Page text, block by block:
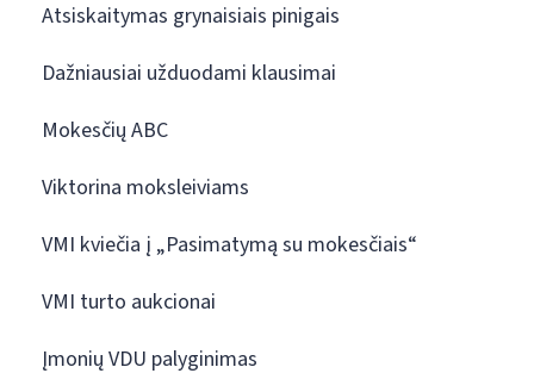
Atsiskaitymas grynaisiais pinigais
Dažniausiai užduodami klausimai
Mokesčių ABC
Viktorina moksleiviams
VMI kviečia į „Pasimatymą su mokesčiais“
VMI turto aukcionai
Įmonių VDU palyginimas